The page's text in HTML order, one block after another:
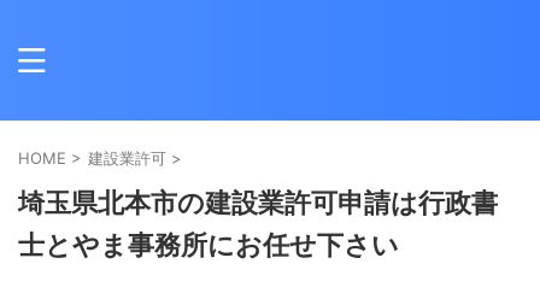
HOME > 建設業許可 >
埼玉県北本市の建設業許可申請は行政書
士とやま事務所にお任せ下さい